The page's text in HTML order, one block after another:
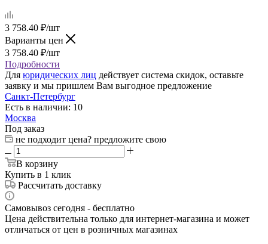
3 758.40 ₽/шт
Варианты цен
3 758.40 ₽/шт
Подробности
Для юридических лиц действует система скидок, оставьте
заявку и мы пришлем Вам выгодное предложение
Санкт-Петербург
Есть в наличии: 10
Москва
Под заказ
не подходит цена? предложите свою
В корзину
Купить в 1 клик
Рассчитать доставку
Самовывоз сегодня - бесплатно
Цена действительна только для интернет-магазина и может
отличаться от цен в розничных магазинах